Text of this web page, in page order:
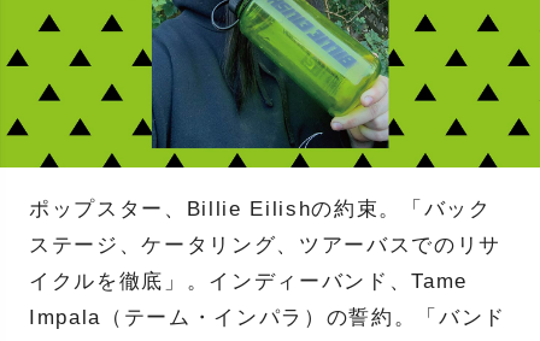
ポップスター、Billie Eilishの約束。「バック
ステージ、ケータリング、ツアーバスでのリサ
イクルを徹底」。インディーバンド、Tame
Impala（テーム・インパラ）の誓約。「バンド